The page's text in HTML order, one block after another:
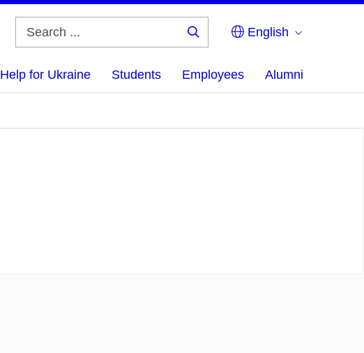
English
Help for Ukraine Students Employees Alumni